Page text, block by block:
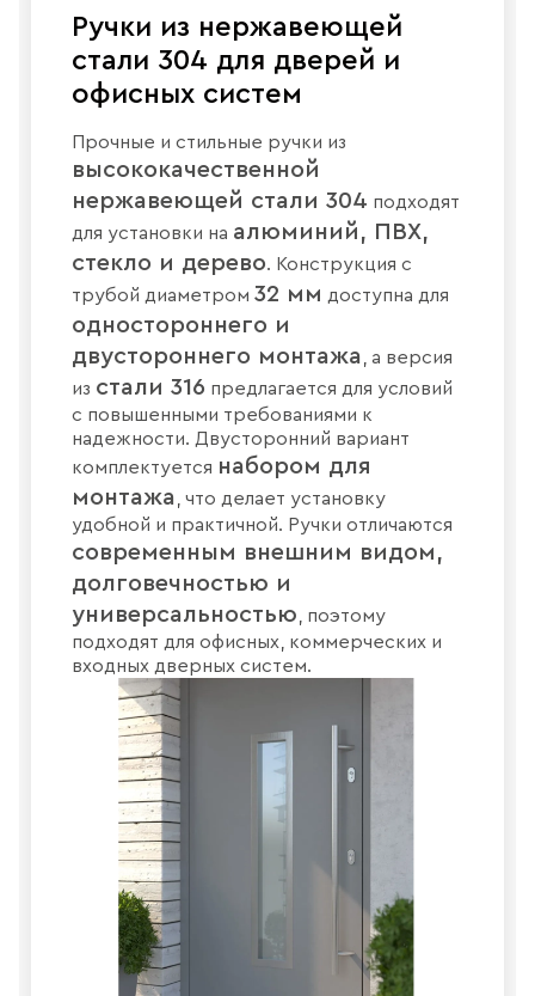
Ручки из нержавеющей
стали 304 для дверей и
офисных систем
Прочные и стильные ручки из
высококачественной
нержавеющей стали 304 подходят
для установки на алюминий, ПВХ,
стекло и дерево. Конструкция с
трубой диаметром 32 мм доступна для
одностороннего и
двустороннего монтажа , а версия
из стали 316 предлагается для условий
с повышенными требованиями к
надежности. Двусторонний вариант
комплектуется набором для
монтажа , что делает установку
удобной и практичной. Ручки отличаются
современным внешним видом,
долговечностью и
универсальностью , поэтому
подходят для офисных, коммерческих и
входных дверных систем.